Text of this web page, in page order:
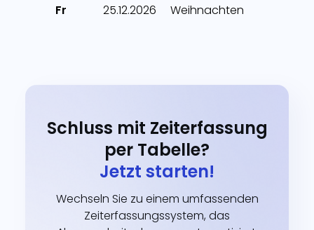
Fr
25.12.2026 Weihnachten
Schluss mit Zeiterfassung
per Tabelle?
Jetzt starten!
Wechseln Sie zu einem umfassenden
Zeiterfassungssystem, das